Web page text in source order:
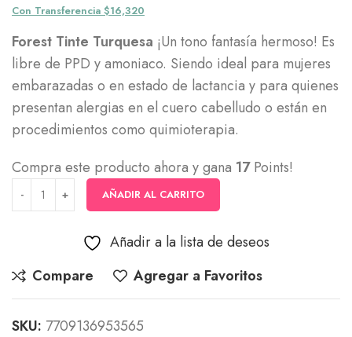
Con Transferencia $16,320
Forest Tinte Turquesa ¡Un tono fantasía hermoso! Es
libre de PPD y amoniaco. Siendo ideal para mujeres
embarazadas o en estado de lactancia y para quienes
presentan alergias en el cuero cabelludo o están en
procedimientos como quimioterapia.
Compra este producto ahora y gana 17Points!
AÑADIR AL CARRITO
Añadir a la lista de deseos
Compare
Agregar a Favoritos
SKU: 7709136953565